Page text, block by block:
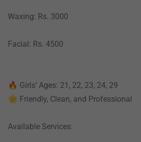
Waxing: Rs. 3000
Facial: Rs. 4500
🔥 Girls’ Ages: 21, 22, 23, 24, 29
🌟 Friendly, Clean, and Professional
Available Services: